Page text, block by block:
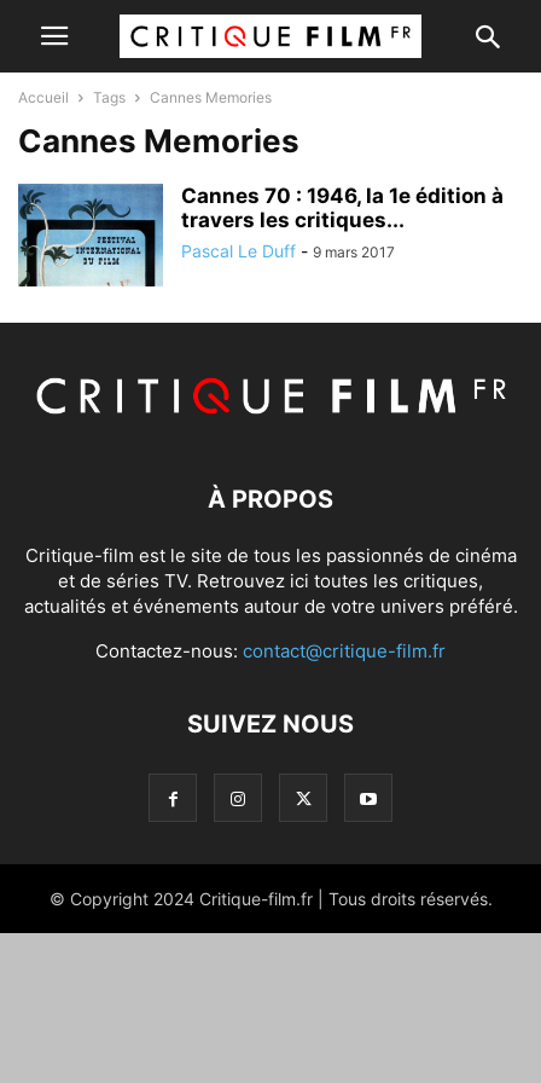
Accueil Tags Cannes Memories
Cannes Memories
Cannes 70 : 1946, la 1e édition à
travers les critiques...
Pascal Le Duff - 9 mars 2017
À PROPOS
Critique-film est le site de tous les passionnés de cinéma
et de séries TV. Retrouvez ici toutes les critiques,
actualités et événements autour de votre univers préféré.
Contactez-nous: contact@critique-film.fr
SUIVEZ NOUS
© Copyright 2024 Critique-film.fr | Tous droits réservés.